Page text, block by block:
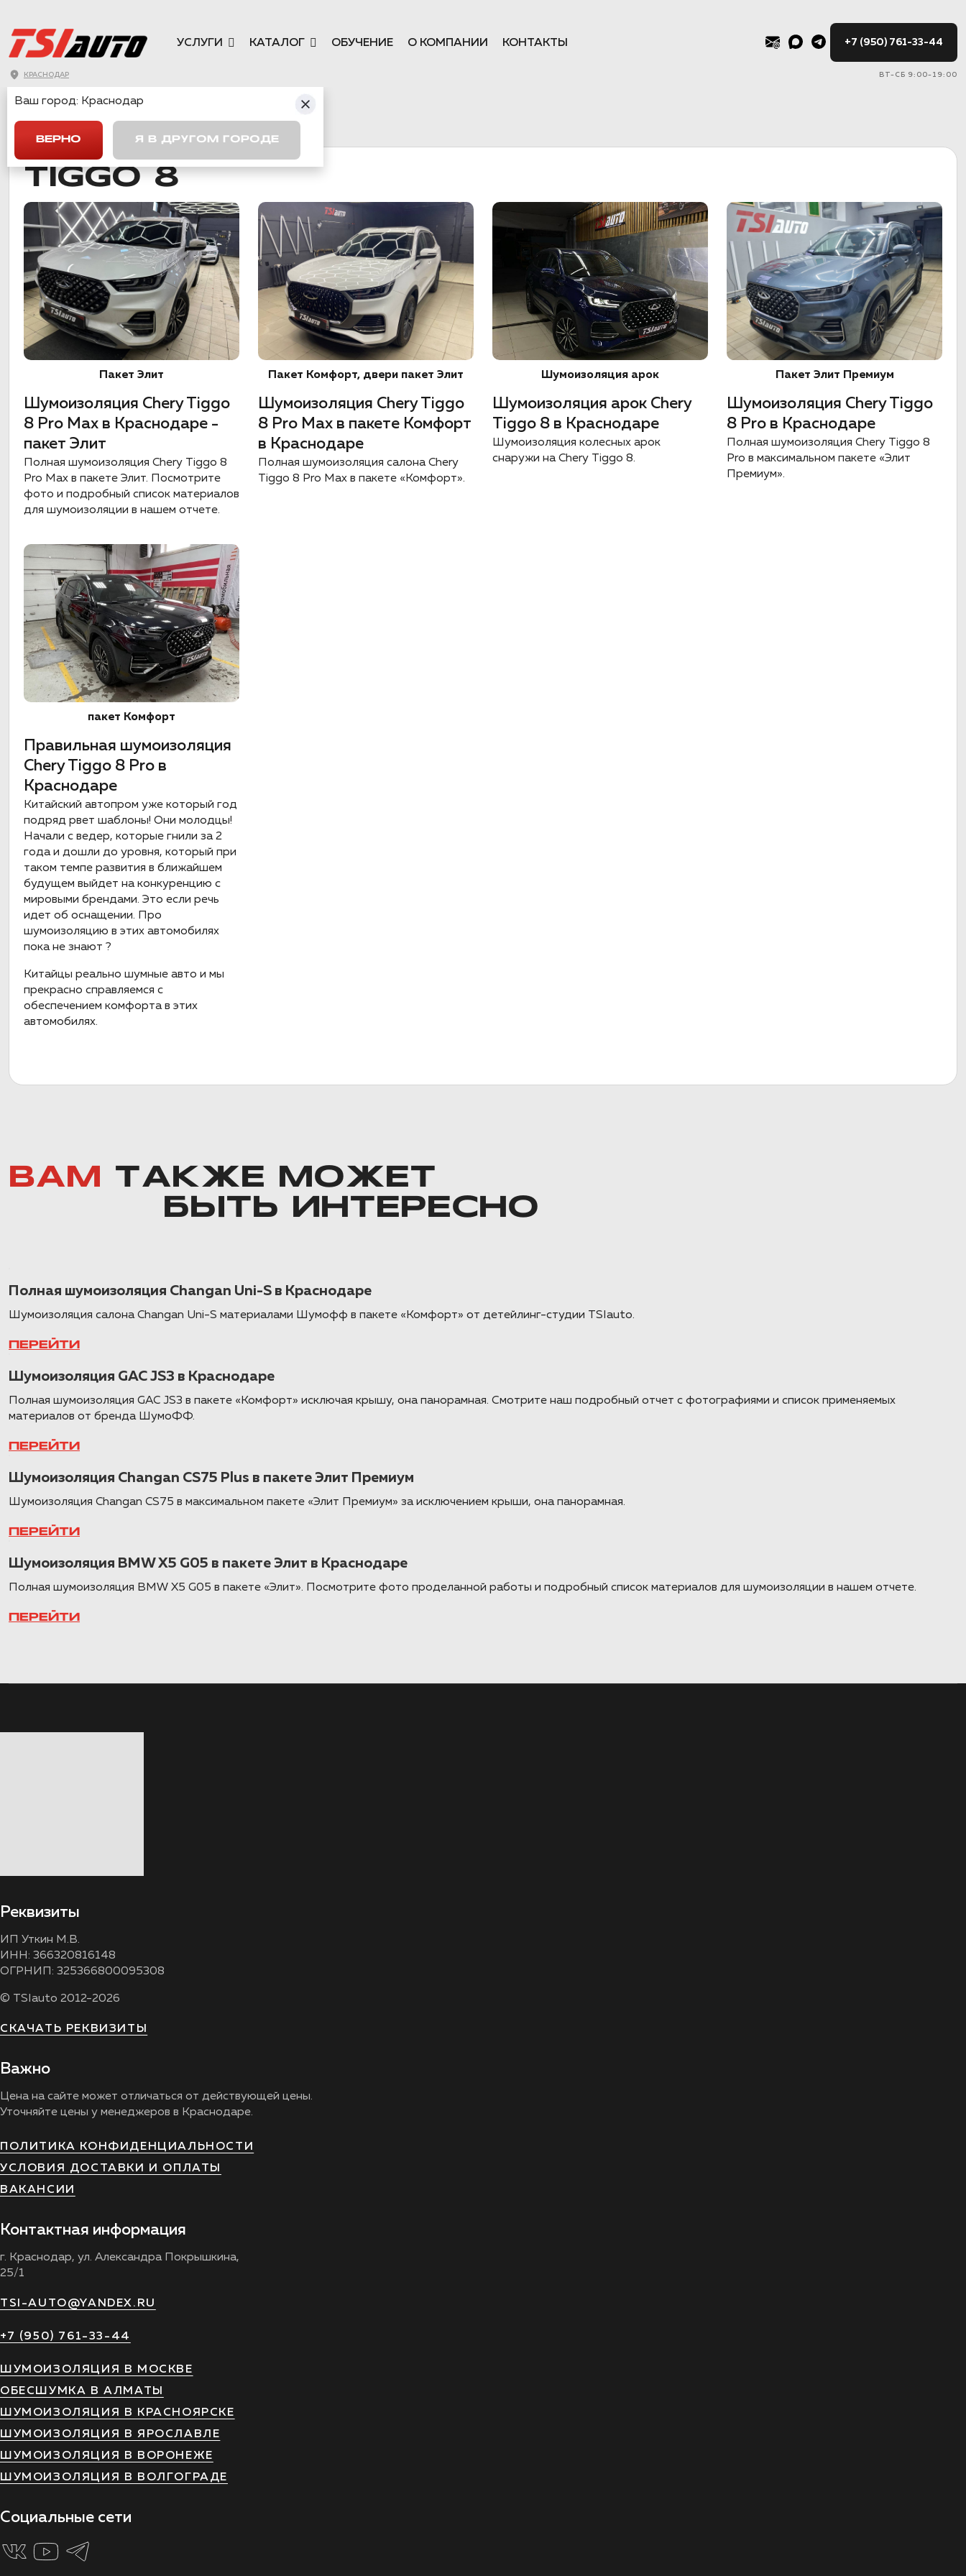
КРАСНОДАР
УСЛУГИ КАТАЛОГ ОБУЧЕНИЕ О КОМПАНИИ КОНТАКТЫ +7 (950) 761-33-44
ВТ-СБ 9:00-19:00
ГЛАВНАЯ → CHERY → TIGGO 8
TIGGO 8
Пакет Элит
Шумоизоляция Chery Tiggo
8 Pro Max в Краснодаре -
пакет Элит
Полная шумоизоляция Chery Tiggo 8
Pro Max в пакете Элит. Посмотрите
фото и подробный список материалов
для шумоизоляции в нашем отчете.
Пакет Комфорт, двери пакет Элит
Шумоизоляция Chery Tiggo
8 Pro Max в пакете Комфорт
в Краснодаре
Полная шумоизоляция салона Chery
Tiggo 8 Pro Max в пакете «Комфорт».
Шумоизоляция арок
Шумоизоляция арок Chery
Tiggo 8 в Краснодаре
Шумоизоляция колесных арок
снаружи на Chery Tiggo 8.
Пакет Элит Премиум
Шумоизоляция Chery Tiggo
8 Pro в Краснодаре
Полная шумоизоляция Chery Tiggo 8
Pro в максимальном пакете «Элит
Премиум».
пакет Комфорт
Правильная шумоизоляция
Chery Tiggo 8 Pro в
Краснодаре
Китайский автопром уже который год
подряд рвет шаблоны! Они молодцы!
Начали с ведер, которые гнили за 2
года и дошли до уровня, который при
таком темпе развития в ближайшем
будущем выйдет на конкуренцию с
мировыми брендами. Это если речь
идет об оснащении. Про
шумоизоляцию в этих автомобилях
пока не знают ?
Китайцы реально шумные авто и мы
прекрасно справляемся с
обеспечением комфорта в этих
автомобилях.
ВАМ
ТАКЖЕ МОЖЕТ
БЫТЬ ИНТЕРЕСНО
Полная шумоизоляция Changan Uni-S в Краснодаре
Шумоизоляция салона Changan Uni-S материалами Шумофф в пакете «Комфорт» от детейлинг-студии TSIauto.
ПЕРЕЙТИ
Шумоизоляция GAC JS3 в Краснодаре
Полная шумоизоляция GAC JS3 в пакете «Комфорт» исключая крышу, она панорамная. Смотрите наш подробный отчет с фотографиями и список применяемых
материалов от бренда ШумоФФ.
ПЕРЕЙТИ
Шумоизоляция Changan CS75 Plus в пакете Элит Премиум
Шумоизоляция Changan CS75 в максимальном пакете «Элит Премиум» за исключением крыши, она панорамная.
ПЕРЕЙТИ
Шумоизоляция BMW X5 G05 в пакете Элит в Краснодаре
Полная шумоизоляция BMW X5 G05 в пакете «Элит». Посмотрите фото проделанной работы и подробный список материалов для шумоизоляции в нашем отчете.
ПЕРЕЙТИ
Реквизиты
ИП Уткин М.В.
ИНН: 366320816148
ОГРНИП: 325366800095308
© TSIauto 2012-2026
СКАЧАТЬ РЕКВИЗИТЫ
Важно
Цена на сайте может отличаться от действующей цены.
Уточняйте цены у менеджеров в Краснодаре.
ПОЛИТИКА КОНФИДЕНЦИАЛЬНОСТИ
УСЛОВИЯ ДОСТАВКИ И ОПЛАТЫ
ВАКАНСИИ
Контактная информация
г. Краснодар, ул. Александра Покрышкина,
25/1
TSI-AUTO@YANDEX.RU
+7 (950) 761-33-44
ШУМОИЗОЛЯЦИЯ В МОСКВЕ
ОБЕСШУМКА В АЛМАТЫ
ШУМОИЗОЛЯЦИЯ В КРАСНОЯРСКЕ
ШУМОИЗОЛЯЦИЯ В ЯРОСЛАВЛЕ
ШУМОИЗОЛЯЦИЯ В ВОРОНЕЖЕ
ШУМОИЗОЛЯЦИЯ В ВОЛГОГРАДЕ
Социальные сети
Ваш город: Краснодар
ВЕРНО Я В ДРУГОМ ГОРОДЕ